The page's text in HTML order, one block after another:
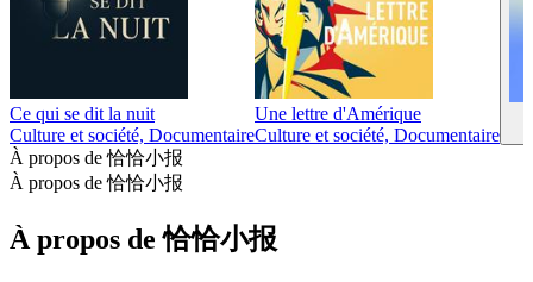
Ce qui se dit la nuit
Culture et société, Documentaire
Une lettre d'Amérique
Culture et société, Documentaire
À propos de 恰恰小报
À propos de 恰恰小报
À propos de 恰恰小报